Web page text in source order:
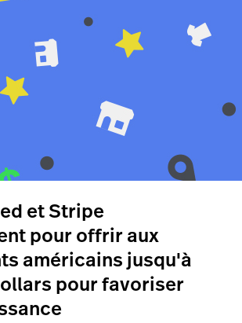
et Stripe
pour offrir aux
américains jusqu'à
pour favoriser